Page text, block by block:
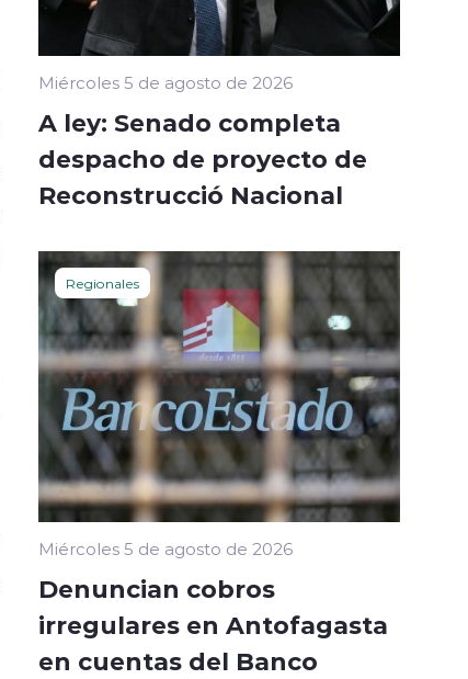
Miércoles 5 de agosto de 2026
A ley: Senado completa
despacho de proyecto de
Reconstrucció Nacional
Regionales
Miércoles 5 de agosto de 2026
Denuncian cobros
irregulares en Antofagasta
en cuentas del Banco